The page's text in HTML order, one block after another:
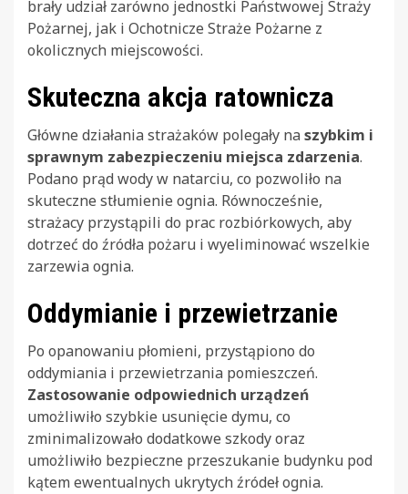
brały udział zarówno jednostki Państwowej Straży
Pożarnej, jak i Ochotnicze Straże Pożarne z
okolicznych miejscowości.
Skuteczna akcja ratownicza
Główne działania strażaków polegały na szybkim i
sprawnym zabezpieczeniu miejsca zdarzenia.
Podano prąd wody w natarciu, co pozwoliło na
skuteczne stłumienie ognia. Równocześnie,
strażacy przystąpili do prac rozbiórkowych, aby
dotrzeć do źródła pożaru i wyeliminować wszelkie
zarzewia ognia.
Oddymianie i przewietrzanie
Po opanowaniu płomieni, przystąpiono do
oddymiania i przewietrzania pomieszczeń.
Zastosowanie odpowiednich urządzeń
umożliwiło szybkie usunięcie dymu, co
zminimalizowało dodatkowe szkody oraz
umożliwiło bezpieczne przeszukanie budynku pod
kątem ewentualnych ukrytych źródeł ognia.